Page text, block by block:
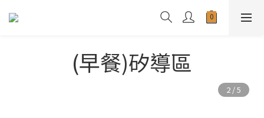
(早餐)矽導區